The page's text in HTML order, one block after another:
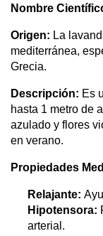
Nombre
Origen: La
mediterránea,
Grecia.
Descripción: Es
hasta 1 metro de
azulado y flores
en verano.
Propiedades
Relajante:
Hipotensora:
arterial.